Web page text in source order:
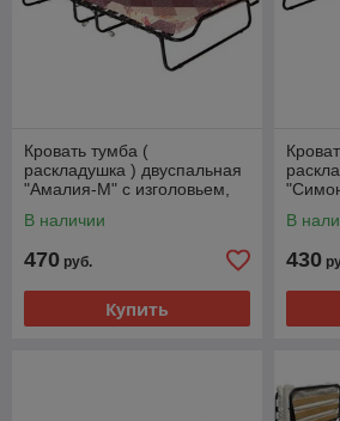
Кровать тумба (
раскладушка ) двуспальная
"Амалия-М" с изголовьем,
Удачная мебель
В наличии
470 руб.
Купить
В
430